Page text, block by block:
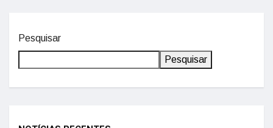
Pesquisar
Pesquisar